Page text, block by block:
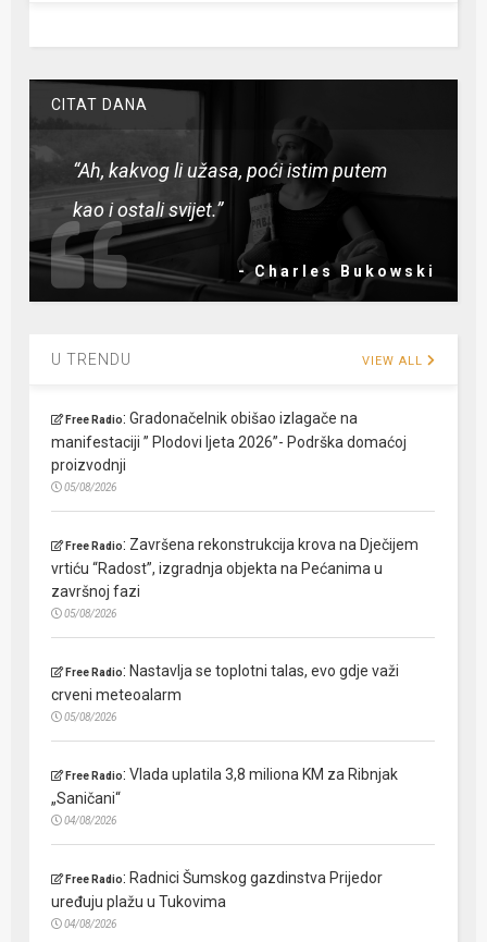
CITAT DANA
“Ah, kakvog li užasa, poći istim putem
kao i ostali svijet.”
- Charles Bukowski
U TRENDU VIEW ALL
Free Radio:Gradonačelnik obišao izlagače na
manifestaciji ” Plodovi ljeta 2026”- Podrška domaćoj
proizvodnji
05/08/2026
Free Radio: Završena rekonstrukcija krova na Dječijem
vrtiću “Radost”, izgradnja objekta na Pećanima u
završnoj fazi
05/08/2026
Free Radio: Nastavlja se toplotni talas, evo gdje važi
crveni meteoalarm
05/08/2026
Free Radio:Vlada uplatila 3,8 miliona KM za Ribnjak
„Saničani“
04/08/2026
Free Radio: Radnici Šumskog gazdinstva Prijedor
uređuju plažu u Tukovima
04/08/2026